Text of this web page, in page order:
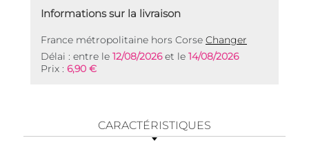
Informations sur la livraison
France métropolitaine hors Corse Changer
Délai : entre le 12/08/2026et le 14/08/2026
Prix : 6,90 €
CARACTÉRISTIQUES